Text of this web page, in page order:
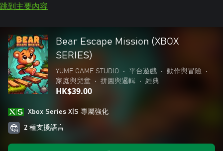
跳到主要內容
Bear Escape Mission (XBOX
SERIES)
YUME GAME STUDIO • 平台遊戲 • 動作與冒險
•
家庭與兒童
• 拼圖與邏輯 • 經典
HK$39.00
Xbox Series X|S 專屬強化
2 種支援語言